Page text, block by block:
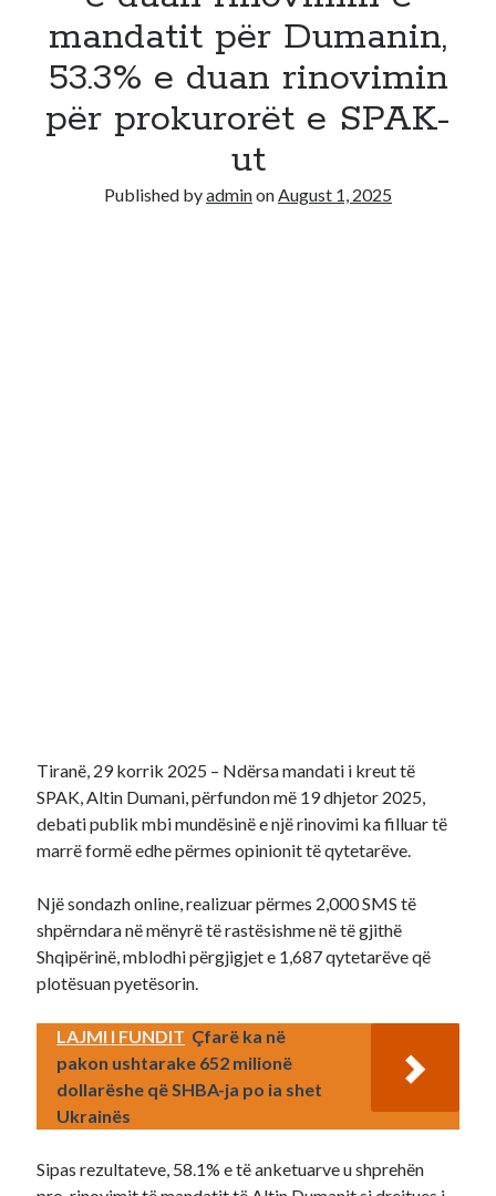
mandatit për Dumanin,
53.3% e duan rinovimin
për prokurorët e SPAK-
ut
Published byadminonAugust 1, 2025
Tiranë, 29 korrik 2025 – Ndërsa mandati i kreut të
SPAK, Altin Dumani, përfundon më 19 dhjetor 2025,
debati publik mbi mundësinë e një rinovimi ka filluar të
marrë formë edhe përmes opinionit të qytetarëve.
Një sondazh online, realizuar përmes 2,000 SMS të
shpërndara në mënyrë të rastësishme në të gjithë
Shqipërinë, mblodhi përgjigjet e 1,687 qytetarëve që
plotësuan pyetësorin.
LAJMI I FUNDIT Çfarë ka në
pakon ushtarake 652 milionë
dollarëshe që SHBA-ja po ia shet
Ukrainës
Sipas rezultateve, 58.1% e të anketuarve u shprehën